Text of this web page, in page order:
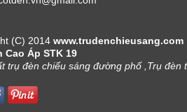
(C) 2014 www.trudenchieusang.com
Cao Áp STK 19
trụ đèn chiếu sáng đường phố ,Trụ